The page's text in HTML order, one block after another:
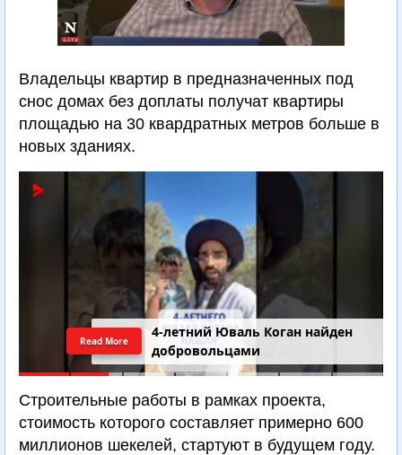
Владельцы квартир в предназначенных под
снос домах без доплаты получат квартиры
площадью на 30 квардратных метров больше в
новых зданиях.
4-летний Юваль Коган найден
добровольцами
Read More
Строительные работы в рамках проекта,
стоимость которого составляет примерно 600
миллионов шекелей, стартуют в будущем году.